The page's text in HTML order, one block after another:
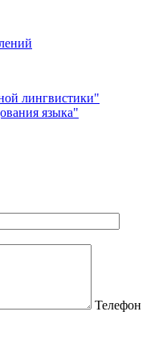
лингвистики"
языка"
Телефон